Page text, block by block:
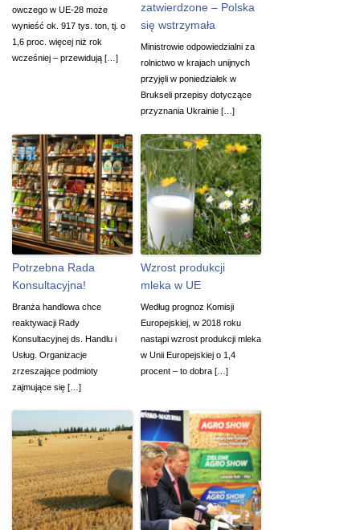
owczego w UE-28 może
wynieść ok. 917 tys. ton, tj. o
1,6 proc. więcej niż rok
wcześniej – przewidują […]
zatwierdzone – Polska
się wstrzymała
Ministrowie odpowiedzialni za
rolnictwo w krajach unijnych
przyjęli w poniedziałek w
Brukseli przepisy dotyczące
przyznania Ukrainie […]
Potrzebna Rada
Konsultacyjna!
Branża handlowa chce
reaktywacji Rady
Konsultacyjnej ds. Handlu i
Usług. Organizacje
zrzeszające podmioty
zajmujące się […]
Wzrost produkcji
mleka w UE
Według prognoz Komisji
Europejskiej, w 2018 roku
nastąpi wzrost produkcji mleka
w Unii Europejskiej o 1,4
procent – to dobra […]